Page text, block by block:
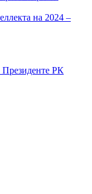
на 2024 –
РК